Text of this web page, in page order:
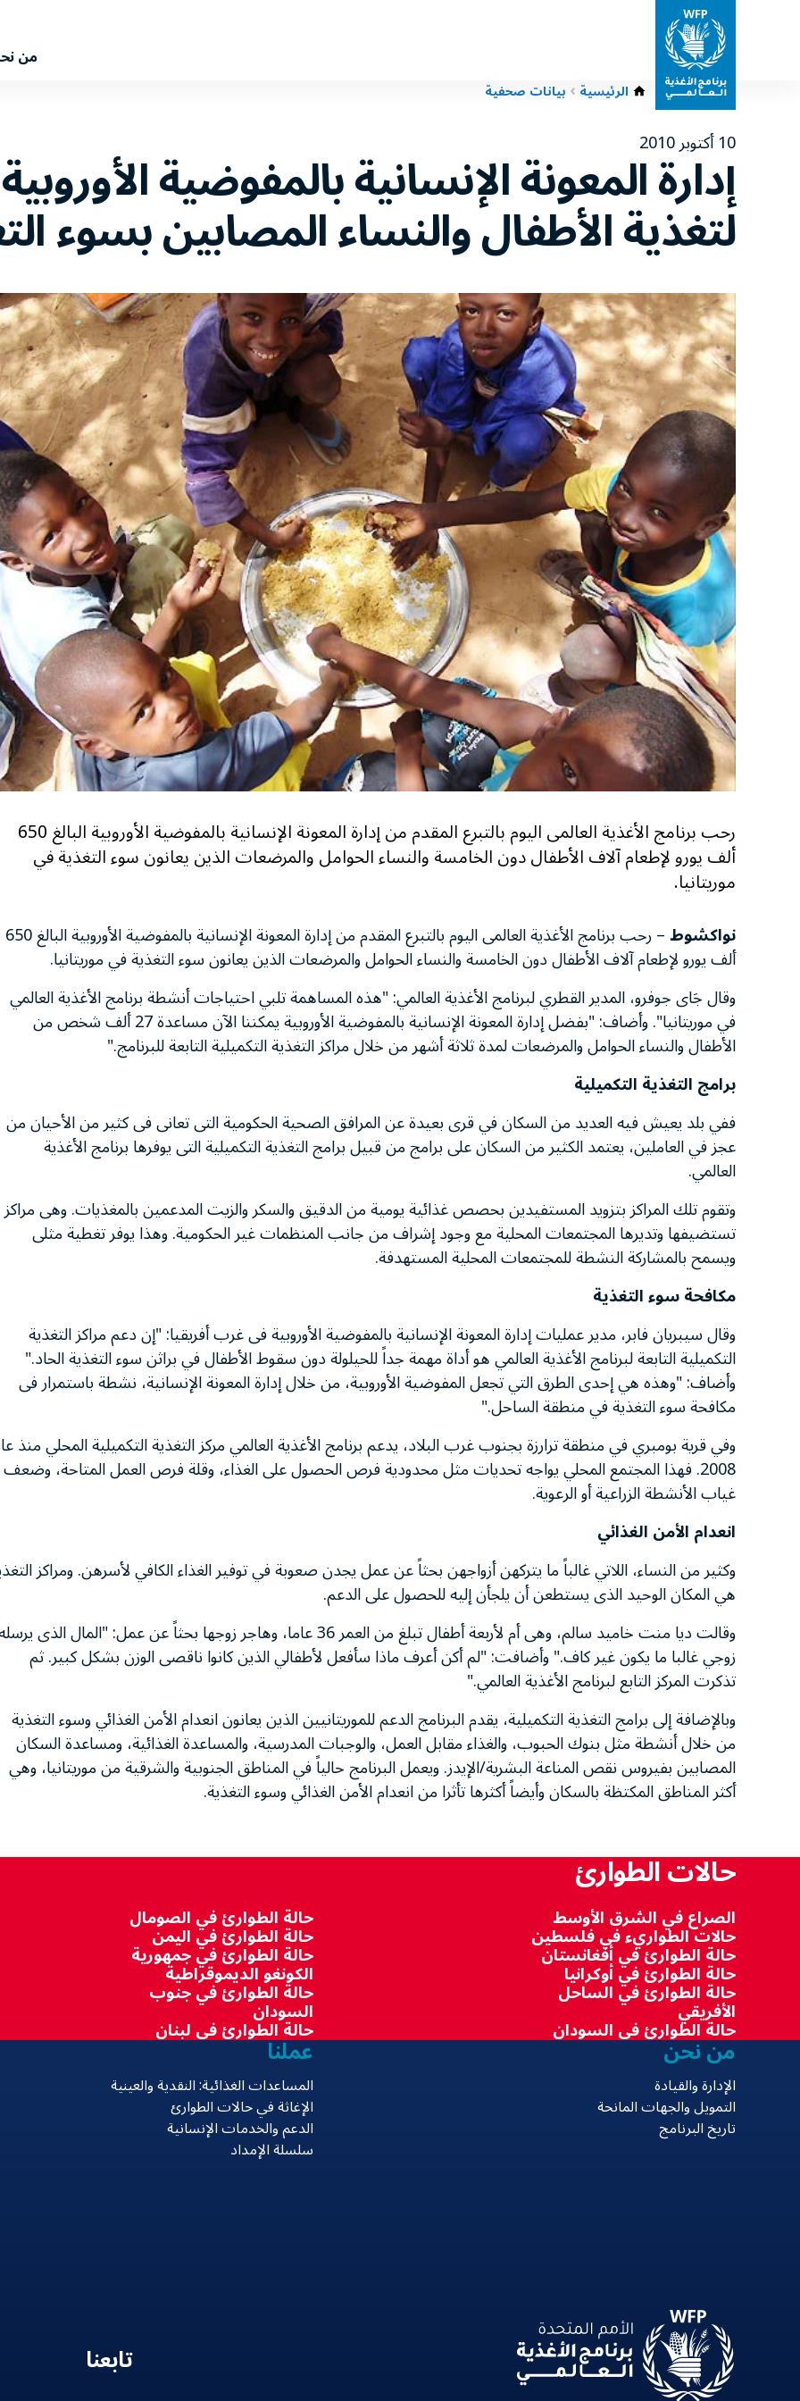
من
الرئيسية بيانات صحفية
10 أكتوبر 2010
لتغذية الأطفال والنساء المصابين بسوء
رحب برنامج الأغذية العالمى اليوم بالتبرع المقدم من إدارة المعونة الإنسانية بالمفوضية الأوروبية البالغ 650
ألف يورو لإطعام آلاف الأطفال دون الخامسة والنساء الحوامل والمرضعات الذين يعانون سوء التغذية في
موريتانيا.
نواكشوط – رحب برنامج الأغذية العالمى اليوم بالتبرع المقدم من إدارة المعونة الإنسانية بالمفوضية الأوروبية البالغ 650
ألف يورو لإطعام آلاف الأطفال دون الخامسة والنساء الحوامل والمرضعات الذين يعانون سوء التغذية في موريتانيا.
وقال جَاى جوفرو، المدير القطري لبرنامج الأغذية العالمي: "هذه المساهمة تلبي احتياجات أنشطة برنامج الأغذية العالمي
في موريتانيا". وأضاف: "بفضل إدارة المعونة الإنسانية بالمفوضية الأوروبية يمكننا الآن مساعدة 27 ألف شخص من
الأطفال والنساء الحوامل والمرضعات لمدة ثلاثة أشهر من خلال مراكز التغذية التكميلية التابعة للبرنامج."
برامج التغذية التكميلية
ففي بلد يعيش فيه العديد من السكان في قرى بعيدة عن المرافق الصحية الحكومية التى تعانى فى كثير من الأحيان من
عجز في العاملين، يعتمد الكثير من السكان على برامج من قبيل برامج التغذية التكميلية التى يوفرها برنامج الأغذية
العالمي.
وتقوم تلك المراكز بتزويد المستفيدين بحصص غذائية يومية من الدقيق والسكر والزيت المدعمين بالمغذيات. وهى مراكز
تستضيفها وتديرها المجتمعات المحلية مع وجود إشراف من جانب المنظمات غير الحكومية. وهذا يوفر تغطية مثلى
ويسمح بالمشاركة النشطة للمجتمعات المحلية المستهدفة.
مكافحة سوء التغذية
وقال سيبريان فابر، مدير عمليات إدارة المعونة الإنسانية بالمفوضية الأوروبية فى غرب أفريقيا: "إن دعم مراكز التغذية
التكميلية التابعة لبرنامج الأغذية العالمي هو أداة مهمة جداً للحيلولة دون سقوط الأطفال في براثن سوء التغذية الحاد."
وأضاف: "وهذه هي إحدى الطرق التي تجعل المفوضية الأوروبية، من خلال إدارة المعونة الإنسانية، نشطة باستمرار فى
مكافحة سوء التغذية في منطقة الساحل."
وفي قرية بومبري في منطقة ترارزة بجنوب غرب البلاد، يدعم برنامج الأغذية العالمي مركز التغذية التكميلية المحلي منذ
2008. فهذا المجتمع المحلي يواجه تحديات مثل محدودية فرص الحصول على الغذاء، وقلة فرص العمل المتاحة، وضعف
غياب الأنشطة الزراعية أو الرعوية.
انعدام الأمن الغذائي
وكثير من النساء، اللاتي غالباً ما يتركهن أزواجهن بحثاً عن عمل يجدن صعوبة في توفير الغذاء الكافي لأسرهن. ومراكز
هي المكان الوحيد الذى يستطعن أن يلجأن إليه للحصول على الدعم.
وقالت ديا منت خاميد سالم، وهى أم لأربعة أطفال تبلغ من العمر 36 عاما، وهاجر زوجها بحثاً عن عمل: "المال الذى
زوجي غالبا ما يكون غير كاف." وأضافت: "لم أكن أعرف ماذا سأفعل لأطفالي الذين كانوا ناقصى الوزن بشكل كبير. ثم
تذكرت المركز التابع لبرنامج الأغذية العالمي."
وبالإضافة إلى برامج التغذية التكميلية، يقدم البرنامج الدعم للموريتانيين الذين يعانون انعدام الأمن الغذائي وسوء التغذية
من خلال أنشطة مثل بنوك الحبوب، والغذاء مقابل العمل، والوجبات المدرسية، والمساعدة الغذائية، ومساعدة السكان
المصابين بفيروس نقص المناعة البشرية/الإيدز. ويعمل البرنامج حالياً في المناطق الجنوبية والشرقية من موريتانيا، وهي
أكثر المناطق المكتظة بالسكان وأيضاً أكثرها تأثرا من انعدام الأمن الغذائي وسوء التغذية.
حالات الطوارئ
الصراع في الشرق الأوسط
حالات الطواريء في فلسطين
حالة الطوارئ في أفغانستان
حالة الطوارئ في أوكرانيا
حالة الطوارئ في الساحل
الأفريقي
حالة الطوارئ في السودان
حالة الطوارئ في الصومال
حالة الطوارئ في اليمن
حالة الطوارئ في جمهورية
الكونغو الديموقراطية
حالة الطوارئ في جنوب
السودان
حالة الطوارئ في لبنان من نحن
الإدارة والقيادة
التمويل والجهات المانحة
تاريخ البرنامج
عملنا
المساعدات الغذائية: النقدية والعينية
الإغاثة في حالات الطوارئ
الدعم والخدمات الإنسانية
سلسلة الإمداد
تابعنا